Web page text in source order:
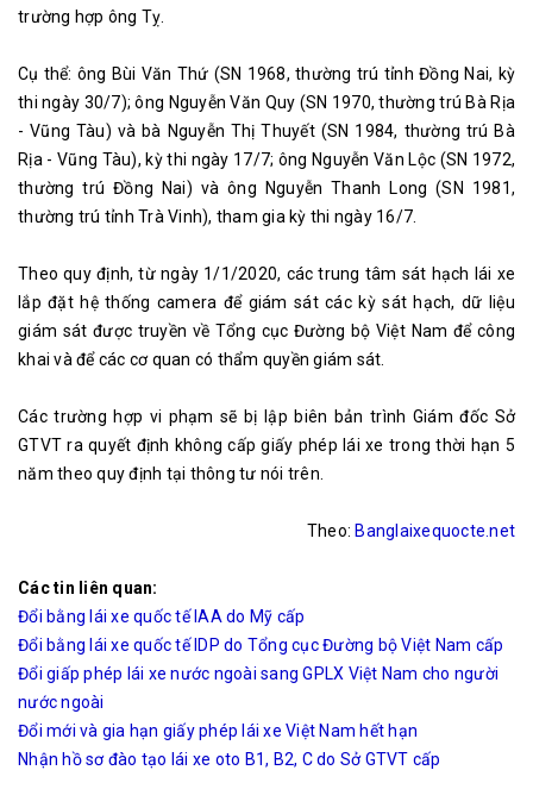
trường hợp ông Tỵ.
Cụ thể: ông Bùi Văn Thứ (SN 1968, thường trú tỉnh Đồng Nai, kỳ
thi ngày 30/7); ông Nguyễn Văn Quy (SN 1970, thường trú Bà Rịa
- Vũng Tàu) và bà Nguyễn Thị Thuyết (SN 1984, thường trú Bà
Rịa - Vũng Tàu), kỳ thi ngày 17/7; ông Nguyễn Văn Lộc (SN 1972,
thường trú Đồng Nai) và ông Nguyễn Thanh Long (SN 1981,
thường trú tỉnh Trà Vinh), tham gia kỳ thi ngày 16/7.
Theo quy định, từ ngày 1/1/2020, các trung tâm sát hạch lái xe
lắp đặt hệ thống camera để giám sát các kỳ sát hạch, dữ liệu
giám sát được truyền về Tổng cục Đường bộ Việt Nam để công
khai và để các cơ quan có thẩm quyền giám sát.
Các trường hợp vi phạm sẽ bị lập biên bản trình Giám đốc Sở
GTVT ra quyết định không cấp giấy phép lái xe trong thời hạn 5
năm theo quy định tại thông tư nói trên.
Theo: Banglaixequocte.net
Các tin liên quan:
Đổi bằng lái xe quốc tế IAA do Mỹ cấp
Đổi bằng lái xe quốc tế IDP do Tổng cục Đường bộ Việt Nam cấp
Đổi giấp phép lái xe nước ngoài sang GPLX Việt Nam cho người
nước ngoài
Đổi mới và gia hạn giấy phép lái xe Việt Nam hết hạn
Nhận hồ sơ đào tạo lái xe oto B1, B2, C do Sở GTVT cấp